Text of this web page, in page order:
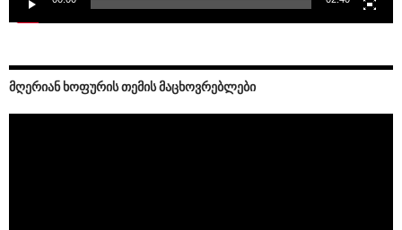
ᲛᲦᲔᲠᲘᲐᲜ ᲮᲝᲤᲣᲠᲘᲡ ᲗᲔᲛᲘᲡ ᲛᲐᲪᲮᲝᲕᲠᲔᲑᲚᲔᲑᲘ